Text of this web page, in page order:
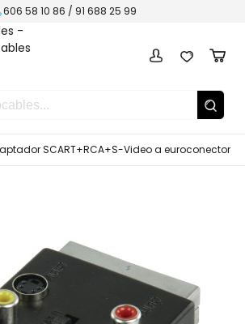
606 58 10 86 / 91 688 25 99
SCART+RCA+S-Video a euroconector